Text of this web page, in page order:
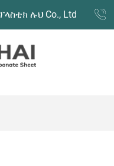
ሉህ Co., Ltd